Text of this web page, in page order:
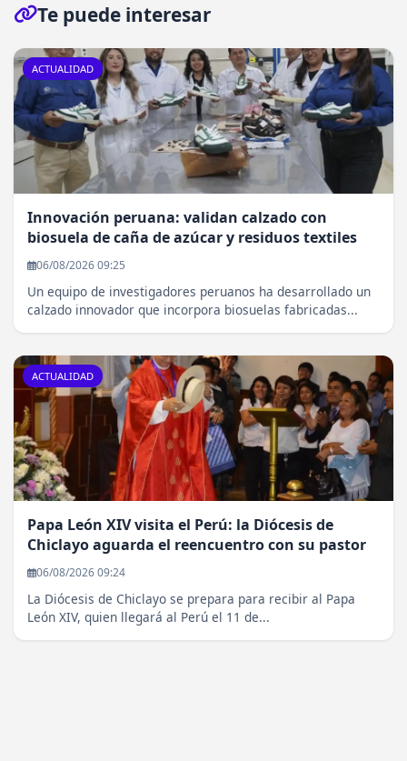
Te puede interesar
ACTUALIDAD
Innovación peruana: validan calzado con
biosuela de caña de azúcar y residuos textiles
06/08/2026 09:25
Un equipo de investigadores peruanos ha desarrollado un
calzado innovador que incorpora biosuelas fabricadas...
ACTUALIDAD
Papa León XIV visita el Perú: la Diócesis de
Chiclayo aguarda el reencuentro con su pastor
06/08/2026 09:24
La Diócesis de Chiclayo se prepara para recibir al Papa
León XIV, quien llegará al Perú el 11 de...